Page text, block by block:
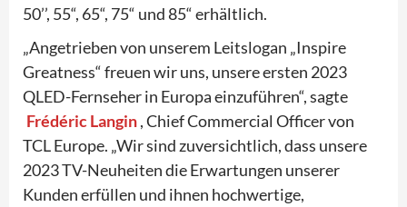
50’’, 55“, 65“, 75“ und 85“ erhältlich.
„Angetrieben von unserem Leitslogan „Inspire
Greatness“ freuen wir uns, unsere ersten 2023
QLED-Fernseher in Europa einzuführen“, sagte
Frédéric Langin , Chief Commercial Officer von
TCL Europe. „Wir sind zuversichtlich, dass unsere
2023 TV-Neuheiten die Erwartungen unserer
Kunden erfüllen und ihnen hochwertige,